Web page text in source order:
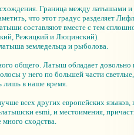
Граница между латышами и
что этот градус разделяет
составляют вместе с тем
Режицкий и Люцинский).
земледельца и рыболова.
общего. Латыш обладает довольно
у него по большей части светлые,
лишь в наше время.
всех других европейских языков,
esmi, и местоимения,
много сходства.